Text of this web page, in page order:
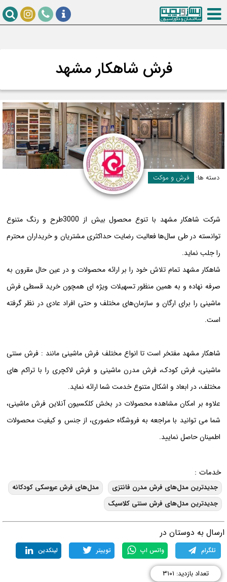
فرش شاهکار مشهد
دسته ها: فرش و موکت
شرکت شاهکار مشهد با تنوع محصول بیش از 3000طرح و رنگ متنوع
توانسته در طی سال‌ها فعالیت رضایت حداکثری مشتریان و خریداران محترم
را جلب نماید.
شاهکار مشهد تمام تلاش خود را بر ارائه محصولات و در عین حال مقرون به
صرفه نهاده و به همین منظور تسهیلات ویژه ای همچون خرید قسطی فرش
ماشینی را برای ارگان و سازمان‌های مختلف و حتی افراد عادی در نظر گرفته
است.
شاهکار مشهد مفتخر است تا انواع مختلف فرش ماشینی مانند : فرش سنتی
ماشینی، فرش کودک، فرش مدرن ماشینی و فرش لاکچری را با تراکم های
مختلف، در ابعاد و اشکال متنوع خدمت شما ارائه نماید.
علاوه بر امکان مشاهده محصولات در بخش کلکسیون آنلاین فرش ماشینی،
شما می توانید با مراجعه به فروشگاه حضوری، از جنس و کیفیت محصولات
اطمینان حاصل نمایید.
خدمات :
جدیدترین مدل‌های فرش مدرن فانتزی
مدل‌های فرش عروسکی کودکانه
جدیدترین مدل‌های فرش سنتی کلاسیک
به دوستان در
تلگرام واتس اپ توییتر لینکدین
تعداد بازدید: ۳۱۰۱